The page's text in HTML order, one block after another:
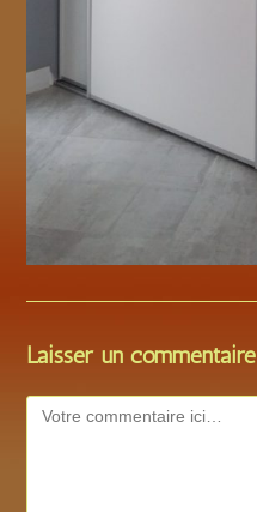
Laisser un commentaire
Comment